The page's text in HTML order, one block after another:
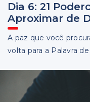
Dia 6: 21
Aproximar de
A paz que você
volta para a Palavra